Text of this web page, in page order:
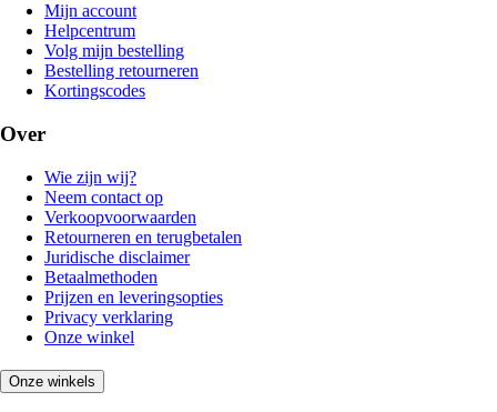
Mijn account
Helpcentrum
Volg mijn bestelling
Bestelling retourneren
Kortingscodes
Over
Wie zijn wij?
Neem contact op
Verkoopvoorwaarden
Retourneren en terugbetalen
Juridische disclaimer
Betaalmethoden
Prijzen en leveringsopties
Privacy verklaring
Onze winkel
Onze winkels